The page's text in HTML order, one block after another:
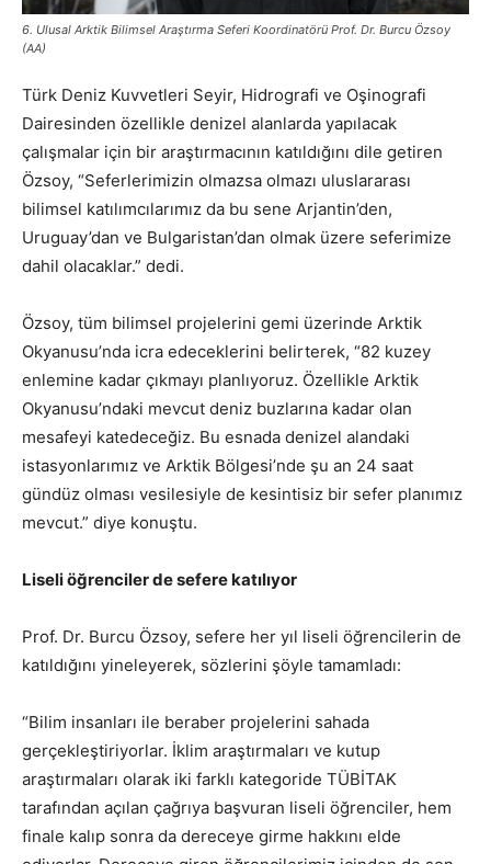
6. Ulusal Arktik Bilimsel Araştırma Seferi Koordinatörü Prof. Dr. Burcu Özsoy
(AA)
Türk Deniz Kuvvetleri Seyir, Hidrografi ve Oşinografi
Dairesinden özellikle denizel alanlarda yapılacak
çalışmalar için bir araştırmacının katıldığını dile getiren
Özsoy, “Seferlerimizin olmazsa olmazı uluslararası
bilimsel katılımcılarımız da bu sene Arjantin’den,
Uruguay’dan ve Bulgaristan’dan olmak üzere seferimize
dahil olacaklar.” dedi.
Özsoy, tüm bilimsel projelerini gemi üzerinde Arktik
Okyanusu’nda icra edeceklerini belirterek, “82 kuzey
enlemine kadar çıkmayı planlıyoruz. Özellikle Arktik
Okyanusu’ndaki mevcut deniz buzlarına kadar olan
mesafeyi katedeceğiz. Bu esnada denizel alandaki
istasyonlarımız ve Arktik Bölgesi’nde şu an 24 saat
gündüz olması vesilesiyle de kesintisiz bir sefer planımız
mevcut.” diye konuştu.
Liseli öğrenciler de sefere katılıyor
Prof. Dr. Burcu Özsoy, sefere her yıl liseli öğrencilerin de
katıldığını yineleyerek, sözlerini şöyle tamamladı:
“Bilim insanları ile beraber projelerini sahada
gerçekleştiriyorlar. İklim araştırmaları ve kutup
araştırmaları olarak iki farklı kategoride TÜBİTAK
tarafından açılan çağrıya başvuran liseli öğrenciler, hem
finale kalıp sonra da dereceye girme hakkını elde